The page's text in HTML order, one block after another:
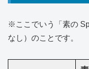
※ここでいう「素の
なし）のことです。